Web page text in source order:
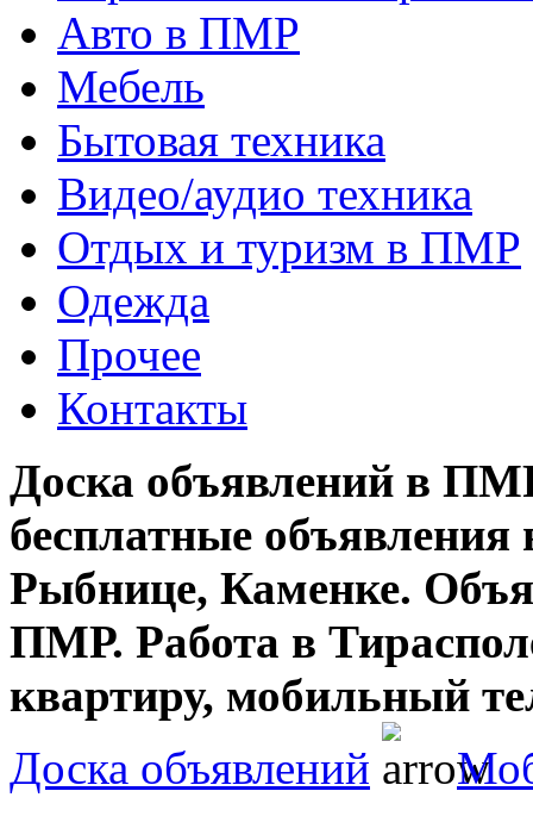
Авто в ПМР
Мебель
Бытовая техника
Видео/аудио техника
Отдых и туризм в ПМР
Одежда
Прочее
Контакты
Доска объявлений в
бесплатные объявления
Рыбнице, Каменке.
ПМР. Работа в
квартиру, мобильный
Доска объявлений